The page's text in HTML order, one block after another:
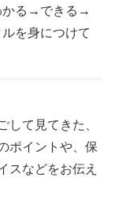
かる→できる→
を身につけて
して見てきた、
ポイントや、保
スなどをお伝え